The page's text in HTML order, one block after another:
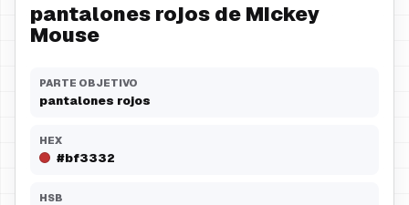
pantalones rojos de Mickey
Mouse
PARTE OBJETIVO
pantalones rojos
HEX
#bf3332
HSB